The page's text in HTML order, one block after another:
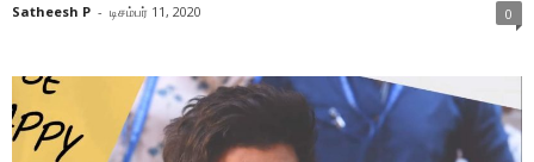
Satheesh P - டிசம்பர் 11, 2020 0